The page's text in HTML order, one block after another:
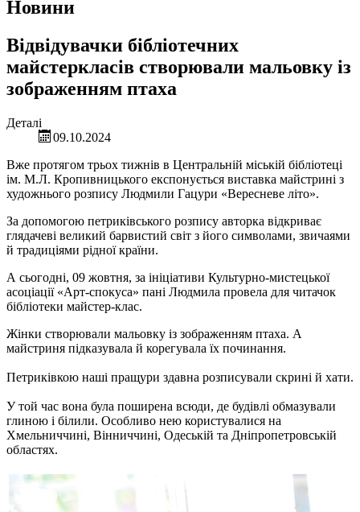
Новини
Відвідувачки бібліотечних
майстеркласів створювали мальовку із
зображенням птаха
Деталі
09.10.2024
Вже протягом трьох тижнів в Центральній міській бібліотеці
ім. М.Л. Кропивницького експонується виставка майстрині з
художнього розпису Людмили Гацури «Вересневе літо».
За допомогою петриківського розпису авторка відкриває
глядачеві великий барвистий світ з його символами, звичаями
й традиціями рідної країни.
А сьогодні, 09 жовтня, за ініціативи Культурно-мистецької
асоціації «Арт-спокуса» пані Людмила провела для читачок
бібліотеки майстер-клас.
Жінки створювали мальовку із зображенням птаха. А
майстриня підказувала й корегувала їх починання.
Петриківкою наші пращури здавна розписували скрині й хати.
У той час вона була поширена всюди, де будівлі обмазували
глиною і білили. Особливо нею користувалися на
Хмельниччині, Вінниччині, Одеській та Дніпропетровській
областях.